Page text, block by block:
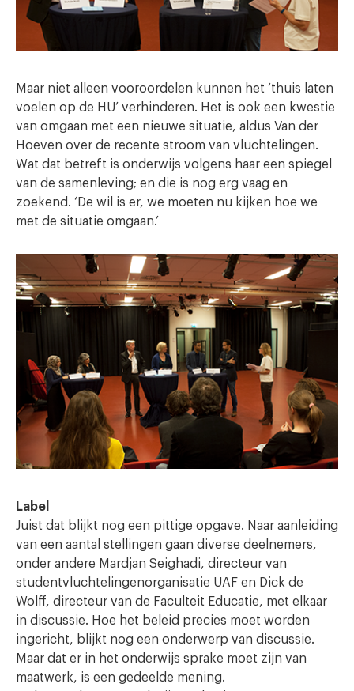
Maar niet alleen vooroordelen kunnen het ‘thuis laten
voelen op de HU’ verhinderen. Het is ook een kwestie
van omgaan met een nieuwe situatie, aldus Van der
Hoeven over de recente stroom van vluchtelingen.
Wat dat betreft is onderwijs volgens haar een spiegel
van de samenleving; en die is nog erg vaag en
zoekend. ‘De wil is er, we moeten nu kijken hoe we
met de situatie omgaan.’
Label
Juist dat blijkt nog een pittige opgave. Naar aanleiding
van een aantal stellingen gaan diverse deelnemers,
onder andere Mardjan Seighadi, directeur van
studentvluchtelingenorganisatie UAF en Dick de
Wolff, directeur van de Faculteit Educatie, met elkaar
in discussie. Hoe het beleid precies moet worden
ingericht, blijkt nog een onderwerp van discussie.
Maar dat er in het onderwijs sprake moet zijn van
maatwerk, is een gedeelde mening.